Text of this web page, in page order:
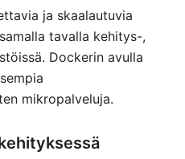
ja skaalautuvia
tavalla kehitys-,
Dockerin avulla
mikropalveluja.